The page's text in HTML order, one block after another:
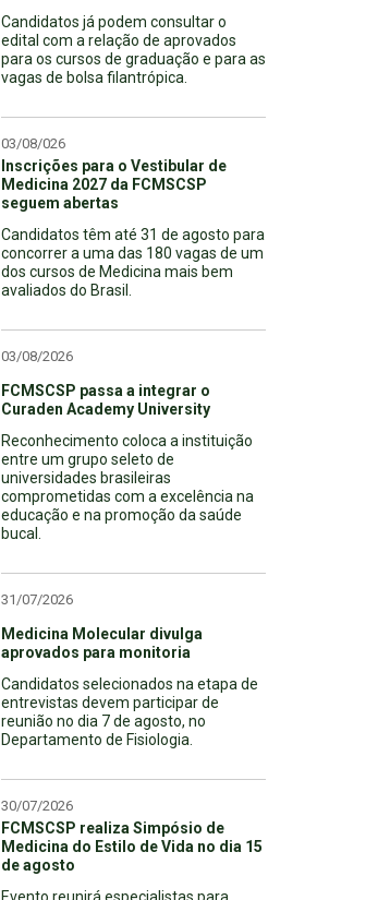
Candidatos já podem consultar o
edital com a relação de aprovados
para os cursos de graduação e para as
vagas de bolsa filantrópica.
03/08/026
Inscrições para o Vestibular de
Medicina 2027 da FCMSCSP
seguem abertas
Candidatos têm até 31 de agosto para
concorrer a uma das 180 vagas de um
dos cursos de Medicina mais bem
avaliados do Brasil.
03/08/2026
FCMSCSP passa a integrar o
Curaden Academy University
Reconhecimento coloca a instituição
entre um grupo seleto de
universidades brasileiras
comprometidas com a excelência na
educação e na promoção da saúde
bucal.
31/07/2026
Medicina Molecular divulga
aprovados para monitoria
Candidatos selecionados na etapa de
entrevistas devem participar de
reunião no dia 7 de agosto, no
Departamento de Fisiologia.
30/07/2026
FCMSCSP realiza Simpósio de
Medicina do Estilo de Vida no dia 15
de agosto